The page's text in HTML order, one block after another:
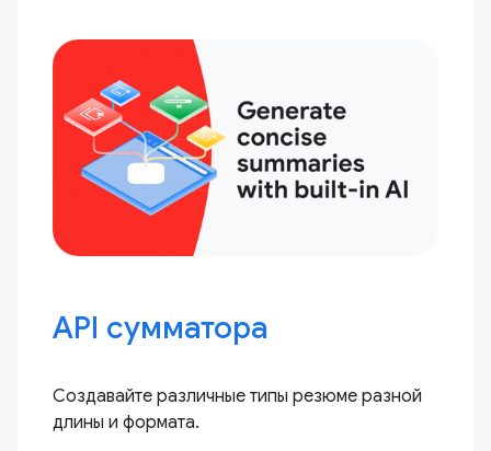
API сумматора
Создавайте различные типы резюме разной
длины и формата.